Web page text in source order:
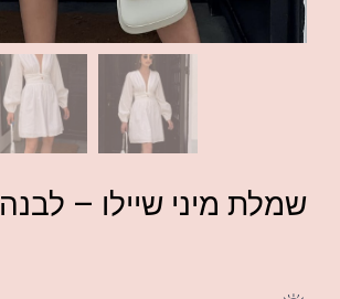
שמלת מיני שיילו – לבנה